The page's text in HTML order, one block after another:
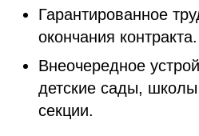
Гарантированное
окончания контракта.
Внеочередное
детские сады,
секции.